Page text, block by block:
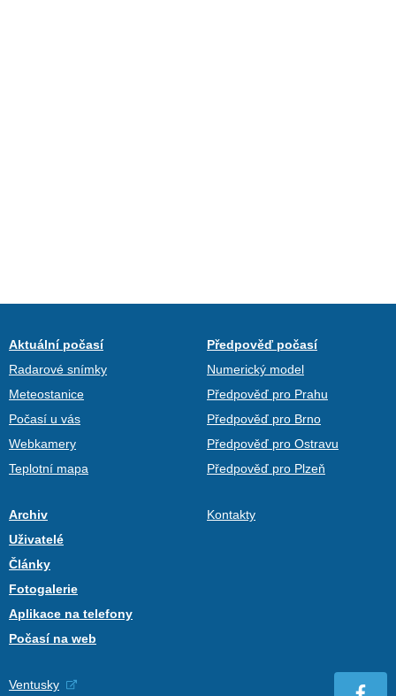
Aktuální počasí
Radarové snímky
Meteostanice
Počasí u vás
Webkamery
Teplotní mapa
Předpověď počasí
Numerický model
Předpověď pro Prahu
Předpověď pro Brno
Předpověď pro Ostravu
Předpověď pro Plzeň
Archiv
Uživatelé
Články
Fotogalerie
Aplikace na telefony
Počasí na web
Kontakty
Ventusky